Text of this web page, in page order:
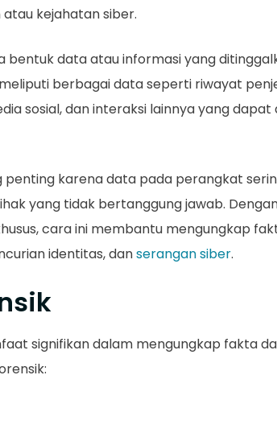
kejahatan siber.
bentuk data atau informasi yang
berbagai data seperti riwayat
sosial, dan interaksi lainnya yang dapat
penting karena data pada perangkat
yang tidak bertanggung jawab.
cara ini membantu mengungkap
identitas, danserangan siber.
signifikan dalam mengungkap fakta